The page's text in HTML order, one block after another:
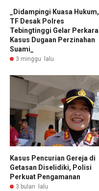
_Didampingi Kuasa Hukum,
TF Desak Polres
Tebingtinggi Gelar Perkara
Kasus Dugaan Perzinahan
Suami_
3 minggu lalu
Kasus Pencurian Gereja di
Getasan Diselidiki, Polisi
Perkuat Pengamanan
3 bulan lalu